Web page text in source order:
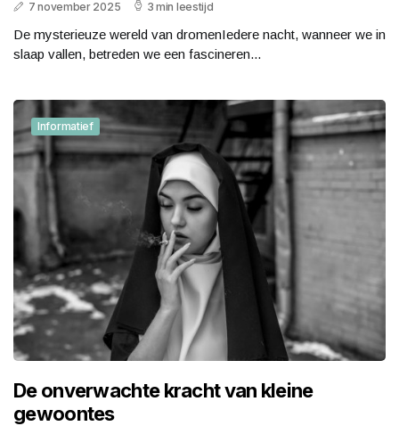
7 november 2025 3 min leestijd
De mysterieuze wereld van dromenIedere nacht, wanneer we in
slaap vallen, betreden we een fascineren...
Informatief
De onverwachte kracht van kleine
gewoontes